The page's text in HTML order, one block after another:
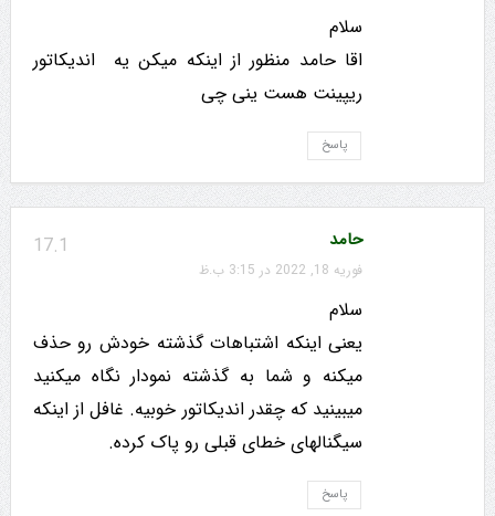
سلام
اقا حامد منظور از اینکه میکن یه
اندیکاتور
ریپینت هست ینی چی
پاسخ
17.1 حامد
فوریه 18, 2022 در 3:15 ب.ظ
سلام
یعنی اینکه اشتباهات گذشته خودش رو حذف
میکنه و شما به گذشته نمودار نگاه میکنید
میبینید که چقدر اندیکاتور خوبیه. غافل از اینکه
سیگنالهای خطای قبلی رو پاک کرده.
پاسخ